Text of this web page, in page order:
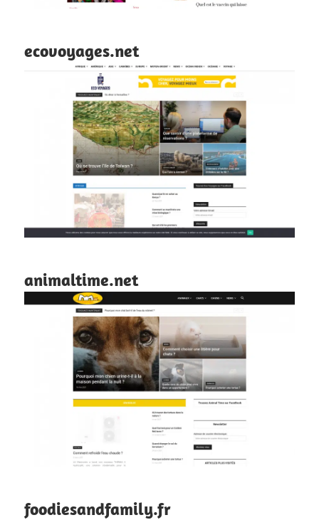
ecovoyages.net
animaltime.net
foodiesandfamily.fr